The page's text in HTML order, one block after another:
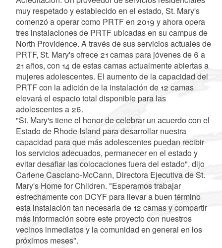
muy respetado y establecido en el estado, St. Mary's
comenzó a operar como PRTF en 2019 y ahora opera
tres instalaciones de PRTF ubicadas en su campus de
North Providence. A través de sus servicios actuales de
PRTF, St. Mary's ofrece 21 camas para jóvenes de 6 a
21 años, con 14 de estas camas actualmente abiertas a
mujeres adolescentes. El aumento de la capacidad del
PRTF con la adición de la instalación de 12 camas
elevará el espacio total disponible para las
adolescentes a 26.
"St. Mary's tiene el honor de celebrar un acuerdo con el
Estado de Rhode Island para desarrollar nuestra
capacidad para que más adolescentes puedan recibir
los servicios adecuados, permanecer en el estado y
evitar desafiar las colocaciones fuera del estado", dijo
Carlene Casciano-McCann, Directora Ejecutiva de St.
Mary's Home for Children. "Esperamos trabajar
estrechamente con DCYF para llevar a buen término
esta instalación tan necesaria de 12 camas y compartir
más información sobre este proyecto con nuestros
vecinos inmediatos y la comunidad en general en los
próximos meses".